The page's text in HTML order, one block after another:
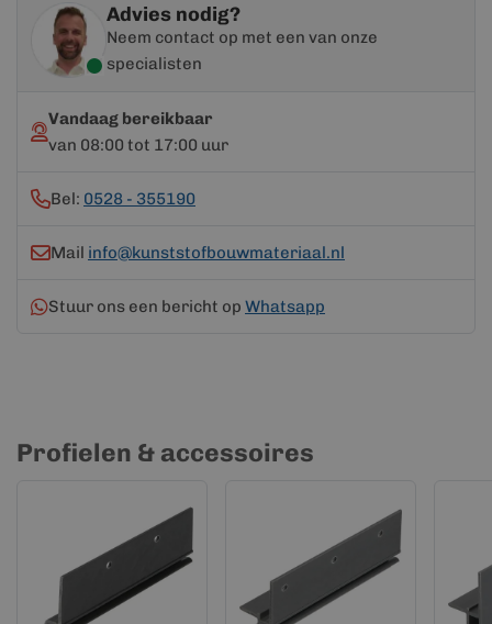
Advies nodig?
Neem contact op met een van onze
specialisten
Vandaag bereikbaar
van 08:00 tot 17:00 uur
Bel: 0528 - 355190
Mail info@kunststofbouwmateriaal.nl
Stuur ons een bericht op Whatsapp
Profielen & accessoires